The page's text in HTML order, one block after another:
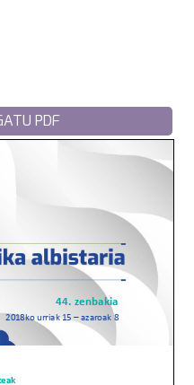
PDF